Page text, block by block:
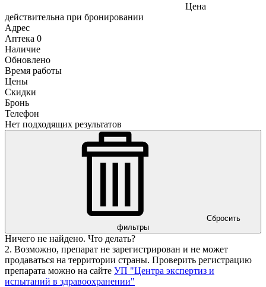
Цена
действительна при бронировании
Адрес
Аптека 0
Наличие
Обновлено
Время работы
Цены
Скидки
Бронь
Телефон
Нет подходящих результатов
Сбросить
фильтры
Ничего не найдено. Что делать?
2. Возможно, препарат не зарегистрирован и не может
продаваться на территории страны. Проверить регистрацию
препарата можно на сайте УП "Центра экспертиз и
испытаний в здравоохранении"